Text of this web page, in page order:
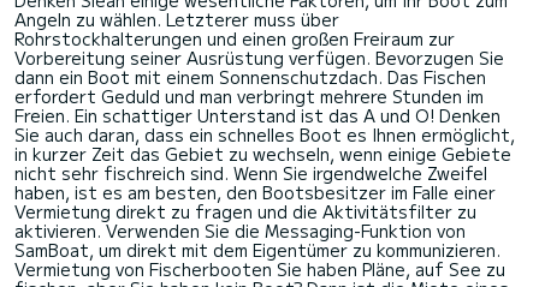
Angeln zu wählen. Letzterer muss über
Rohrstockhalterungen und einen großen Freiraum zur
Vorbereitung seiner Ausrüstung verfügen. Bevorzugen Sie
dann ein Boot mit einem Sonnenschutzdach. Das Fischen
erfordert Geduld und man verbringt mehrere Stunden im
Freien. Ein schattiger Unterstand ist das A und O! Denken
Sie auch daran, dass ein schnelles Boot es Ihnen ermöglicht,
in kurzer Zeit das Gebiet zu wechseln, wenn einige Gebiete
nicht sehr fischreich sind. Wenn Sie irgendwelche Zweifel
haben, ist es am besten, den Bootsbesitzer im Falle einer
Vermietung direkt zu fragen und die Aktivitätsfilter zu
aktivieren. Verwenden Sie die Messaging-Funktion von
SamBoat, um direkt mit dem Eigentümer zu kommunizieren.
Vermietung von Fischerbooten Sie haben Pläne, auf See zu